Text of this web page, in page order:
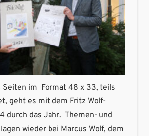
Seiten im Format 48 x 33, teils
geht es mit dem Fritz Wolf-
durch das Jahr. Themen- und
wieder bei Marcus Wolf, dem